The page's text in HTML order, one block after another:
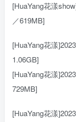
[HuaYang花漾
／619MB]
[HuaYang花漾
1.06GB]
[HuaYang花漾
729MB]
[HuaYang花漾